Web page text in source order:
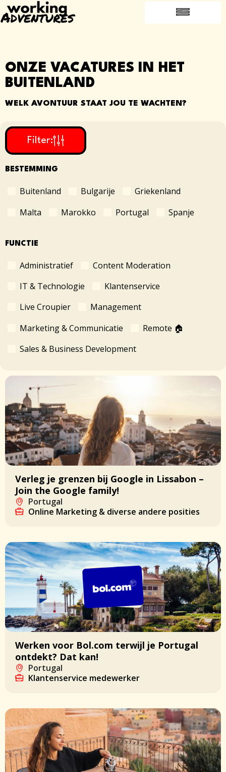
ONZE VACATURES IN HET
BUITENLAND
WELK AVONTUUR STAAT JOU TE WACHTEN?
Filter:
BESTEMMING
Buitenland Bulgarije
Griekenland
Malta
Marokko Portugal Spanje
FUNCTIE
Administratief
Content Moderation
IT & Technologie
Klantenservice
Live Croupier
Management
Marketing & Communicatie
Remote 🏠
Sales & Business Development
Verleg je grenzen bij Google in Lissabon –
Join the Google family!
Portugal
Online Marketing & diverse andere posities
Werken voor Bol.com terwijl je Portugal
ontdekt? Dat kan!
Portugal
Klantenservice medewerker